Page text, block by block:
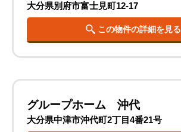
大分県別府市富士見町12-17
この物件の詳細を見る
グループホーム 沖代
大分県中津市沖代町2丁目4番21号